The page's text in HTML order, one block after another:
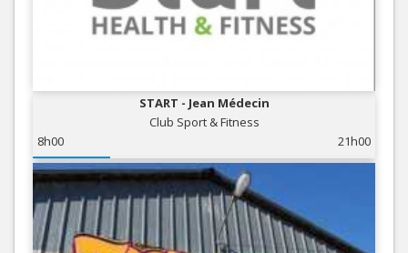
START - Jean Médecin
Club Sport & Fitness
8h00
21h00